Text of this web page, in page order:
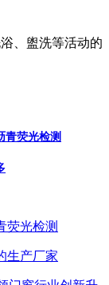
、盥洗等活动的
青荧光检测
荧光检测
生产厂家